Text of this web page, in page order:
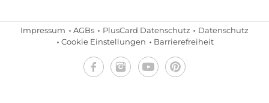
Impressum AGBs PlusCard Datenschutz
Datenschutz
Cookie Einstellungen
Barrierefreiheit